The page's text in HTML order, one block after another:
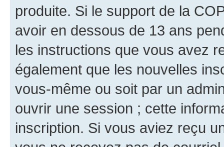
produite. Si le support de la
avoir en dessous de 13 ans
les instructions que vous avez
également que les nouvelles
vous-même ou soit par un
ouvrir une session ; cette
inscription. Si vous aviez reçu